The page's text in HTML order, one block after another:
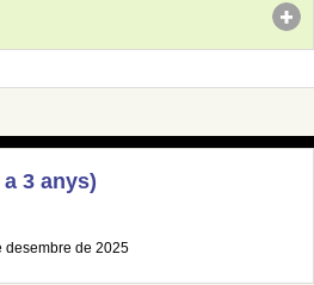
3 anys)
desembre de 2025